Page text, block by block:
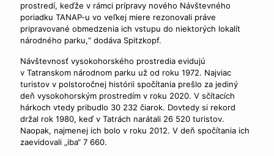
prostredí, keďže v rámci prípravy nového Návštevného
poriadku TANAP-u vo veľkej miere rezonovali práve
pripravované obmedzenia ich vstupu do niektorých lokalít
národného parku,“ dodáva Spitzkopf.
Návštevnosť vysokohorského prostredia evidujú
v Tatranskom národnom parku už od roku 1972. Najviac
turistov v polstoročnej histórii spočítania prešlo za jediný
deň vysokohorským prostredím v roku 2020. V sčítacích
hárkoch vtedy pribudlo 30 232 čiarok. Dovtedy si rekord
držal rok 1980, keď v Tatrách narátali 26 520 turistov.
Naopak, najmenej ich bolo v roku 2012. V deň spočítania ich
zaevidovali „iba“ 7 660.